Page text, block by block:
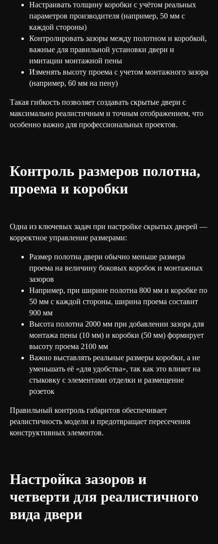
Настраивать толщину коробки с учётом реальных
параметров производителя (например, 50 мм с
каждой стороны)
Контролировать зазоры между полотном и коробкой,
важные для правильной установки двери и
имитации монтажной пены
Изменять высоту проема с учетом монтажного зазора
(например, 60 мм на пену)
Такая гибкость позволяет создавать скрытые двери с
максимально реалистичным и точным отображением, что
особенно важно для профессиональных проектов.
Контроль размеров полотна,
проема и коробки
Одна из ключевых задач при настройке скрытых дверей —
корректное управление размерами:
Размер полотна двери обычно меньше размера
проема на величину боковых коробок и монтажных
зазоров
Например, при ширине полотна 800 мм и коробке по
50 мм с каждой стороны, ширина проема составит
900 мм
Высота полотна 2000 мм при добавлении зазора для
монтажа пены (10 мм) и коробки (50 мм) формирует
высоту проема 2100 мм
Важно выставлять реальные размеры коробки, а не
уменьшать её «для удобства», так как это влияет на
стыковку с элементами отделки и размещение
розеток
Правильный контроль габаритов обеспечивает
реалистичность модели и предотвращает пересечения
конструктивных элементов.
Настройка зазоров и
четверти для реалистичного
вида двери